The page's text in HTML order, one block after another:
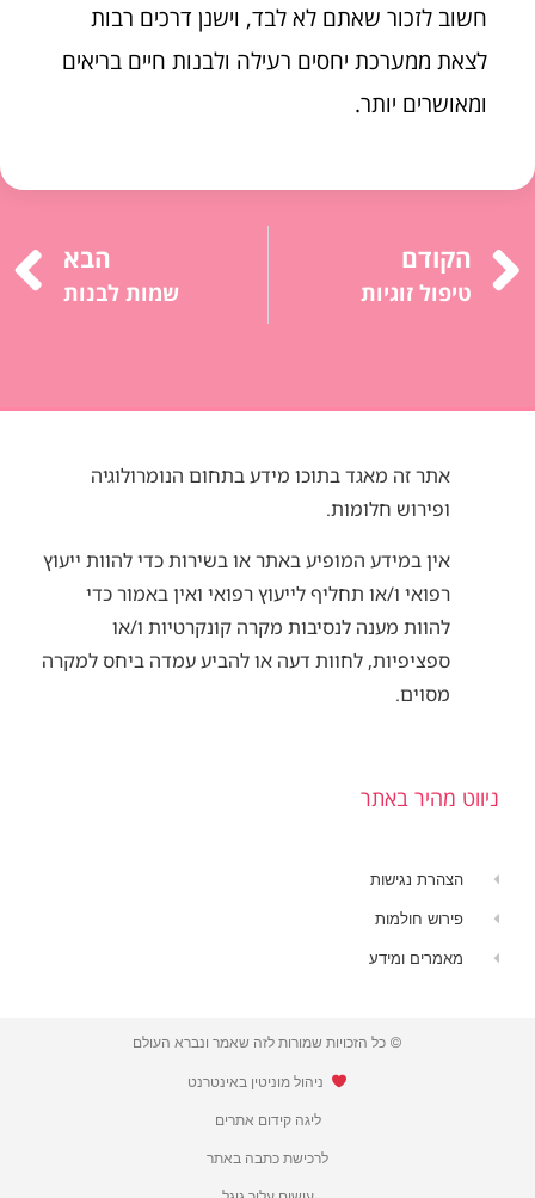
חשוב לזכור שאתם לא לבד, וישנן דרכים רבות
לצאת ממערכת יחסים רעילה ולבנות חיים בריאים
ומאושרים יותר.
הקודם
טיפול זוגיות
הבא
שמות לבנות
אתר זה מאגד בתוכו מידע בתחום הנומרולוגיה
ופירוש חלומות.
אין במידע המופיע באתר או בשירות כדי להוות ייעוץ
רפואי ו/או תחליף לייעוץ רפואי ואין באמור כדי
להוות מענה לנסיבות מקרה קונקרטיות ו/או
ספציפיות, לחוות דעה או להביע עמדה ביחס למקרה
מסוים.
ניווט מהיר באתר
הצהרת נגישות
פירוש חולמות
מאמרים ומידע
© כל הזכויות שמורות לזה שאמר ונברא העולם
​ ניהול מוניטין באינטרנט
ליגה קידום אתרים
לרכישת כתבה באתר